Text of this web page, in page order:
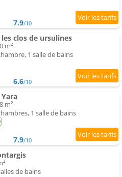
7.9/10
clos de ursulines
m²
1 salle de bains
6.6/10
m²
1 salle de bains
7.9/10
de bains